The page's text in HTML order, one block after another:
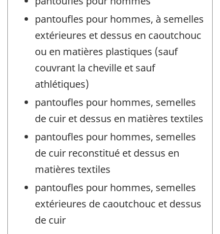
pantoufles pour hommes, à semelles
extérieures et dessus en caoutchouc
ou en matières plastiques (sauf
couvrant la cheville et sauf
athlétiques)
pantoufles pour hommes, semelles
de cuir et dessus en matières textiles
pantoufles pour hommes, semelles
de cuir reconstitué et dessus en
matières textiles
pantoufles pour hommes, semelles
extérieures de caoutchouc et dessus
de cuir